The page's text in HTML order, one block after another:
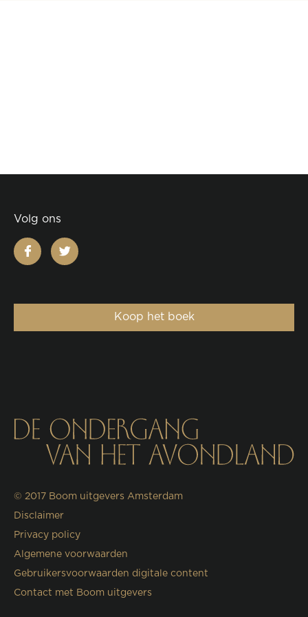
Volg ons
facebooktwitter
Koop het boek
© 2017 Boom uitgevers Amsterdam
Disclaimer
Privacy policy
Algemene voorwaarden
Gebruikersvoorwaarden digitale content
Contact met Boom uitgevers